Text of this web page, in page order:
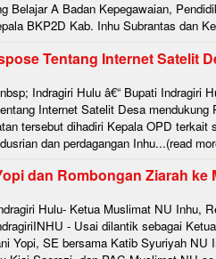
Belajar A Badan Kepegawaian,
BKP2D Kab. Inhu Subrantas dan
Tentang Internet Satelit
Indragiri Hulu â€“ Bupati Indragiri
Internet Satelit Desa
tersebut dihadiri Kepala OPD terkait
dan perdagangan Inhu...(read
dan Rombongan Ziarah ke
Hulu- Ketua Muslimat NU Inhu,
- Usai dilantik sebagai
Yopi, SE bersama Katib Syuriyah NU